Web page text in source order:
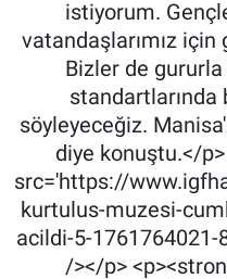
istiyorum.
vatandaşlarımız
Bizler de gururla
söyleyeceğiz.
diye konuştu.</
src='https://
kurtulus-muzesi-
acildi-5-
/></p>